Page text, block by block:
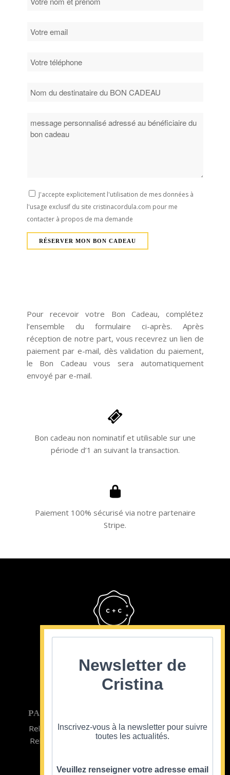
J'accepte explicitement l'utilisation de mes données à
l'usage exclusif du site cristinacordula.com pour me
contacter à propos de ma demande
Pour recevoir votre Bon Cadeau, complétez
l’ensemble du formulaire ci-après. Après
réception de notre part, vous recevrez un lien de
paiement par e-mail, dès validation du paiement,
le Bon Cadeau vous sera automatiquement
envoyé par e-mail.
Bon cadeau non nominatif et utilisable sur une
période d’1 an suivant la transaction.
Paiement 100% sécurisé via notre partenaire
Stripe.
PARTICULIER
Relooking homme
Relooking femme
Team Building
Formations
Newsletter de
Cristina
Inscrivez-vous à la newsletter pour suivre
toutes les actualités.
Veuillez renseigner votre adresse email